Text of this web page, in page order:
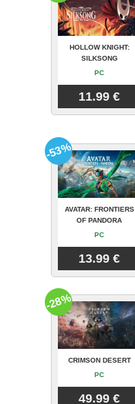
HOLLOW KNIGHT:
SILKSONG
PC
11.99 €
AVATAR: FRONTIERS
OF PANDORA
PC
13.99 €
-53%
CRIMSON DESERT
PC
49.99 €
-28%